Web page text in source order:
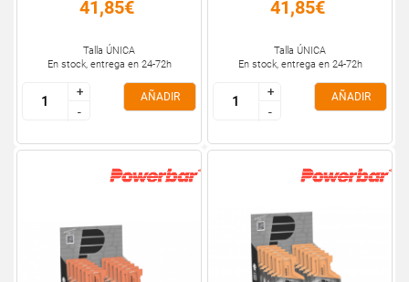
41,85€
Talla ÚNICA
En stock, entrega en 24-72h
+
-
+
-
AÑADIR
41,85€
Talla ÚNICA
En stock, entrega en 24-72h
+
-
+
-
AÑADIR